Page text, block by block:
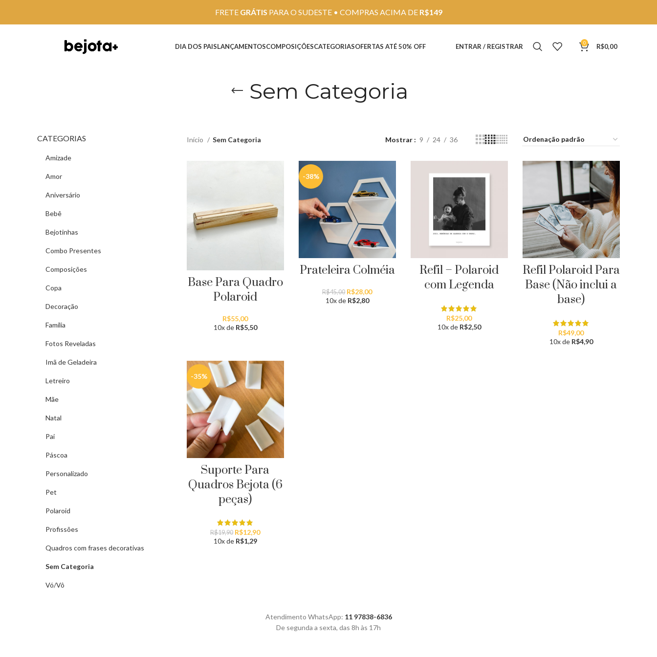
DIA DOS PAISLANÇAMENTOSCOMPOSIÇÕESCATEGORIASOFERTAS ATÉ 50% OFF ENTRAR / REGISTRAR 0 R$0,00
Sem Categoria
CATEGORIAS
Amizade
Amor
Aniversário
Bebê
Bejotinhas
Combo Presentes
Composições
Copa
Decoração
Família
Fotos Reveladas
Imã de Geladeira
Letreiro
Mãe
Natal
Pai
Páscoa
Personalizado
Pet
Polaroid
Profissões
Quadros com frases decorativas
Sem Categoria
Vó/Vô
Início Sem Categoria Mostrar 9 24 36
Base Para Quadro
Polaroid
R$55,00
10x de R$5,50
-38%
Prateleira Colméia
R$45,00 O
preço
R$28,00O
10x de R$2,80
Refil – Polaroid
com Legenda
R$25,00
10x de R$2,50
Refil Polaroid Para
Base (Não inclui a
base)
R$49,00
10x de R$4,90
-35%
Suporte Para
Quadros Bejota (6
peças)
R$19,90 O
preço
R$12,90O
10x de R$1,29
Atendimento WhatsApp: 11 97838-6836
De segunda a sexta, das 8h às 17h
FRETE GRÁTIS PARA O SUDESTE • COMPRAS ACIMA DE R$149